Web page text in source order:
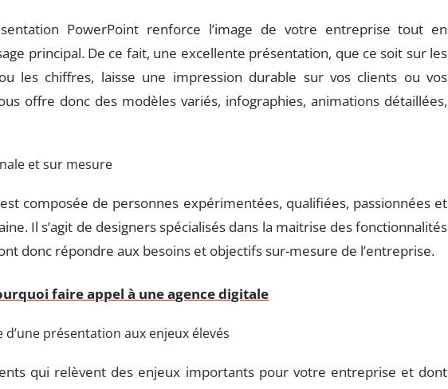
PowerPoint renforce l’image de votre entreprise tout en
principal. De ce fait, une excellente présentation, que ce soit sur les
les chiffres, laisse une impression durable sur vos clients ou vos
offre donc des modèles variés, infographies, animations détaillées,
et sur mesure
est composée de personnes expérimentées, qualifiées, passionnées et
Il s’agit de designers spécialisés dans la maitrise des fonctionnalités
donc répondre aux besoins et objectifs sur-mesure de l’entreprise.
faire appel à une agence digitale
présentation aux enjeux élevés
qui relèvent des enjeux importants pour votre entreprise et dont